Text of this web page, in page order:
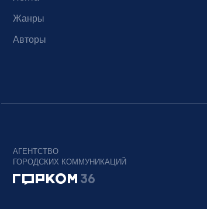
Жанры
Авторы
АГЕНТСТВО
ГОРОДСКИХ КОММУНИКАЦИЙ